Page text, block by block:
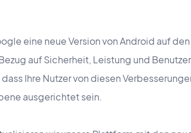
eine neue Version von Android auf
auf Sicherheit, Leistung und
Ihre Nutzer von diesen
ausgerichtet sein.